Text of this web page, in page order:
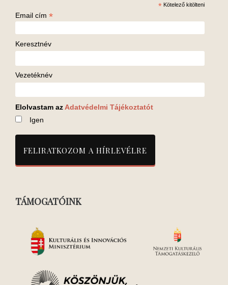
* Kötelező kitölteni
Email cím *
Keresztnév
Vezetéknév
Elolvastam az Adatvédelmi Tájékoztatót
Igen
TÁMOGATÓINK